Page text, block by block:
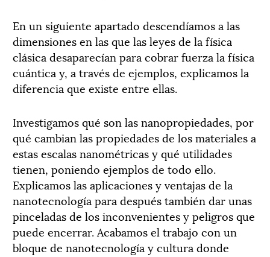
En un siguiente apartado descendíamos a las
dimensiones en las que las leyes de la física
clásica desaparecían para cobrar fuerza la física
cuántica y, a través de ejemplos, explicamos la
diferencia que existe entre ellas.
Investigamos qué son las nanopropiedades, por
qué cambian las propiedades de los materiales a
estas escalas nanométricas y qué utilidades
tienen, poniendo ejemplos de todo ello.
Explicamos las aplicaciones y ventajas de la
nanotecnología para después también dar unas
pinceladas de los inconvenientes y peligros que
puede encerrar. Acabamos el trabajo con un
bloque de nanotecnología y cultura donde